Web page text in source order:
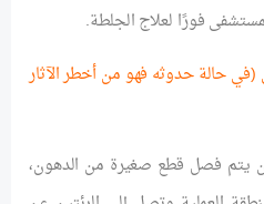
فورًا لعلاج الجلطة.
(في حالة حدوثه فهو من أخطر الآثار
يتم فصل قطع صغيرة من الدهون،